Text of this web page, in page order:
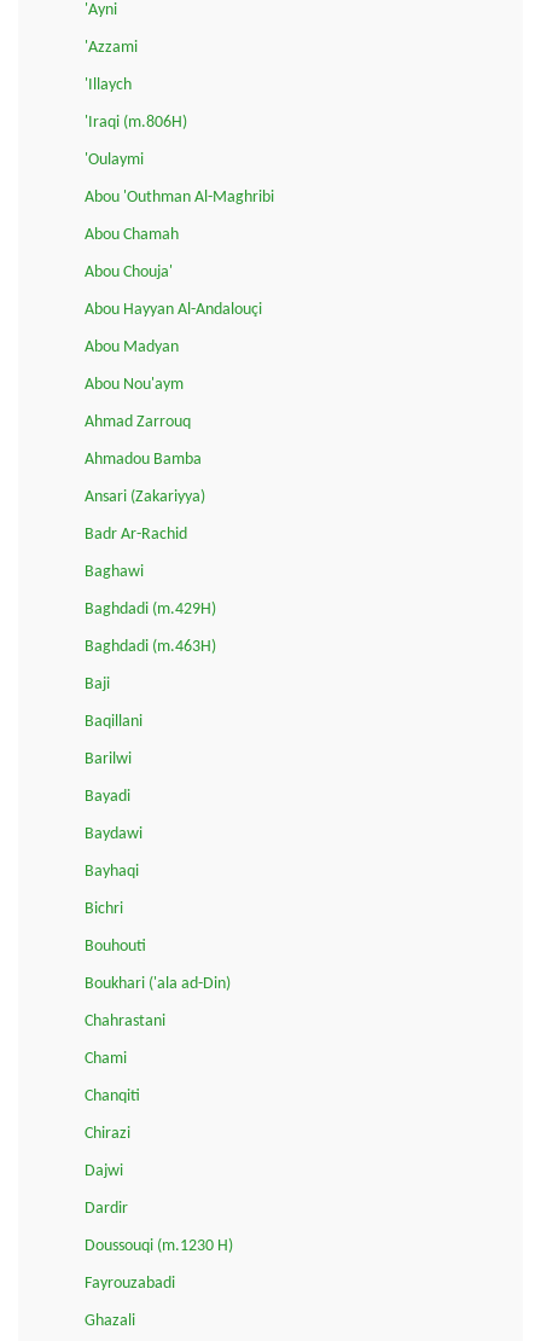
'Ayni
'Azzami
'Illaych
'Iraqi (m.806H)
'Oulaymi
Abou 'Outhman Al-Maghribi
Abou Chamah
Abou Chouja'
Abou Hayyan Al-Andalouçi
Abou Madyan
Abou Nou'aym
Ahmad Zarrouq
Ahmadou Bamba
Ansari (Zakariyya)
Badr Ar-Rachid
Baghawi
Baghdadi (m.429H)
Baghdadi (m.463H)
Baji
Baqillani
Barilwi
Bayadi
Baydawi
Bayhaqi
Bichri
Bouhouti
Boukhari ('ala ad-Din)
Chahrastani
Chami
Chanqiti
Chirazi
Dajwi
Dardir
Doussouqi (m.1230 H)
Fayrouzabadi
Ghazali